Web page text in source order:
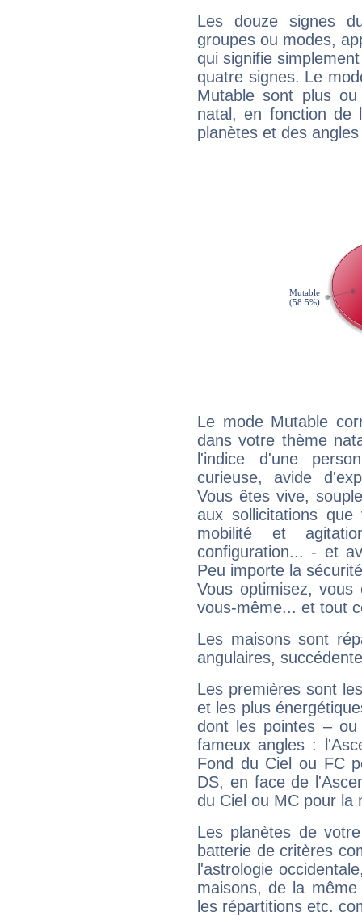
Les douze signes
groupes ou modes,
qui signifie
quatre signes. Le
Mutable sont plus
natal, en fonction de
planètes et des
Le mode Mutable
dans votre thème
l'indice d'une
curieuse, avide
Vous êtes vive,
aux sollicitations
mobilité et
configuration... - et
Peu importe la
Vous optimisez, vous
vous-même... et tout
Les maisons sont
angulaires,
Les premières sont
et les plus
dont les pointes –
fameux angles :
Fond du Ciel ou FC
DS, en face de
du Ciel ou MC pour la
Les planètes de
batterie de critères
l'astrologie
maisons, de la
les répartitions etc.